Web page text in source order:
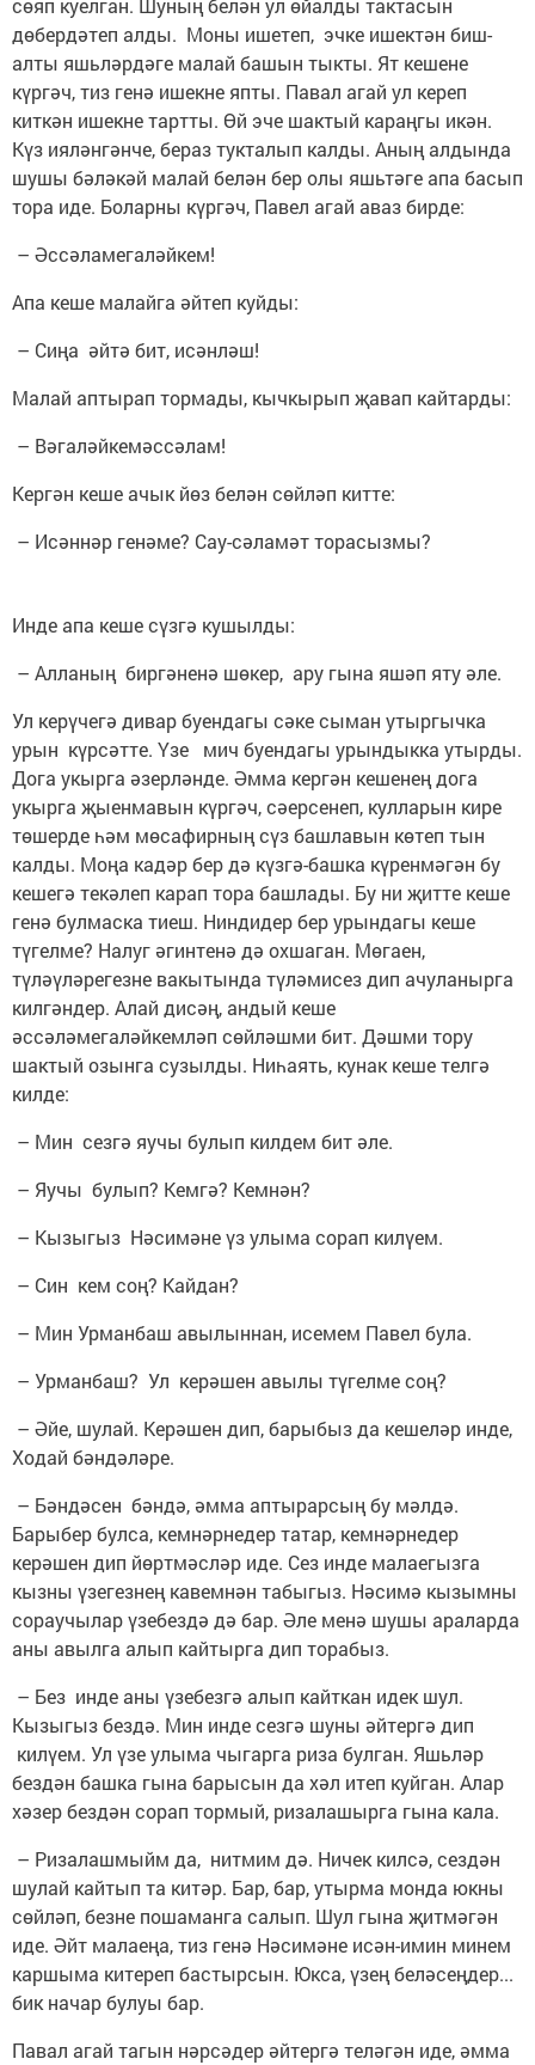
сөяп куелган. Шуның белән ул өйалды тактасын
дөбердәтеп алды. Моны ишетеп, эчке ишектән биш-
алты яшьләрдәге малай башын тыкты. Ят кешене
күргәч, тиз генә ишекне япты. Павал агай ул кереп
киткән ишекне тартты. Өй эче шактый караңгы икән.
Күз ияләнгәнче, бераз тукталып калды. Аның алдында
шушы бәләкәй малай белән бер олы яшьтәге апа басып
тора иде. Боларны күргәч, Павел агай аваз бирде:
– Әссәламегаләйкем!
Апа кеше малайга әйтеп куйды:
– Сиңа әйтә бит, исәнләш!
Малай аптырап тормады, кычкырып җавап кайтарды:
– Вәгаләйкемәссәлам!
Кергән кеше ачык йөз белән сөйләп китте:
– Исәннәр генәме? Сау-сәламәт торасызмы?
Инде апа кеше сүзгә кушылды:
– Алланың биргәненә шөкер, ару гына яшәп яту әле.
Ул керүчегә дивар буендагы сәке сыман утыргычка
урын күрсәтте. Үзе мич буендагы урындыкка утырды.
Дога укырга әзерләнде. Әмма кергән кешенең дога
укырга җыенмавын күргәч, сәерсенеп, кулларын кире
төшерде һәм мөсафирның сүз башлавын көтеп тын
калды. Моңа кадәр бер дә күзгә-башка күренмәгән бу
кешегә текәлеп карап тора башлады. Бу ни җитте кеше
генә булмаска тиеш. Ниндидер бер урындагы кеше
түгелме? Налуг әгинтенә дә охшаган. Мөгаен,
түләүләрегезне вакытында түләмисез дип ачуланырга
килгәндер. Алай дисәң, андый кеше
әссәләмегаләйкемләп сөйләшми бит. Дәшми тору
шактый озынга сузылды. Ниһаять, кунак кеше телгә
килде:
– Мин сезгә яучы булып килдем бит әле.
– Яучы булып? Кемгә? Кемнән?
– Кызыгыз Нәсимәне үз улыма сорап килүем.
– Син кем соң? Кайдан?
– Мин Урманбаш авылыннан, исемем Павел була.
– Урманбаш? Ул керәшен авылы түгелме соң?
– Әйе, шулай. Керәшен дип, барыбыз да кешеләр инде,
Ходай бәндәләре.
– Бәндәсен бәндә, әмма аптырарсың бу мәлдә.
Барыбер булса, кемнәрнедер татар, кемнәрнедер
керәшен дип йөртмәсләр иде. Сез инде малаегызга
кызны үзегезнең кавемнән табыгыз. Нәсимә кызымны
сораучылар үзебездә дә бар. Әле менә шушы араларда
аны авылга алып кайтырга дип торабыз.
– Без инде аны үзебезгә алып кайткан идек шул.
Кызыгыз бездә. Мин инде сезгә шуны әйтергә дип
килүем. Ул үзе улыма чыгарга риза булган. Яшьләр
бездән башка гына барысын да хәл итеп куйган. Алар
хәзер бездән сорап тормый, ризалашырга гына кала.
– Ризалашмыйм да, нитмим дә. Ничек килсә, сездән
шулай кайтып та китәр. Бар, бар, утырма монда юкны
сөйләп, безне пошаманга салып. Шул гына җитмәгән
иде. Әйт малаеңа, тиз генә Нәсимәне исән-имин минем
каршыма китереп бастырсын. Юкса, үзең беләсеңдер...
бик начар булуы бар.
Павал агай тагын нәрсәдер әйтергә теләгән иде, әмма